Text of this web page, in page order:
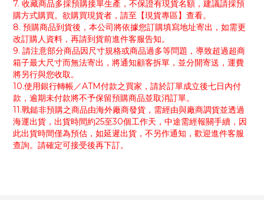
7. 收藏商品多採預購接單生產，不保證有現貨名額，建議請採預
購方式購買。欲購買現貨者，請至【現貨專區】查看。
8. 預購商品到貨後，本公司將依據您訂購填寫地址寄出，如需更
改訂購人資料，再請到貨前進件客服告知。
9. 請注意部分商品因尺寸規格或商品過多等問題，導致超過超商
箱子最大尺寸而無法寄出，將通知顧客拆單，並分開寄送，運費
將另行與您收取。
10.使用銀行轉帳／ATM付款之買家，請於訂單成立後七日內付
款，逾期未付款將不予保留預購商品並取消訂單。
11.戰鎚非預購之商品由海外廠商發貨，需經由與廠商調貨並透過
海運出貨，出貨時間約25至30個工作天，中途需經報關手續，因
此出貨時間僅為預估，如延遲出貨，不另作通知，歡迎進件客服
查詢。請確定可接受後再下訂。